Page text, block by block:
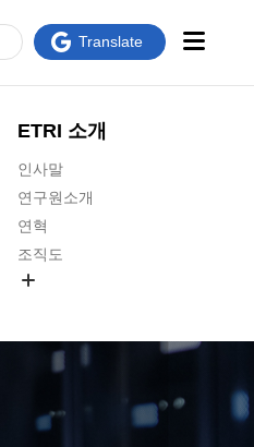
ETRI 소개
인사말
연구원소개
연혁
조직도
연구원 고객헌장
주요업무연락처
Translate